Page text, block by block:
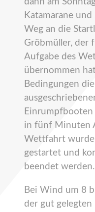
Katamarane
Weg an die
Gröbmüller, der
Aufgabe des
übernommen
Bedingungen
in fünf Minuten
Wettfahrt wurde
gestartet und
beendet werden.
Bei Wind um 8
der gut